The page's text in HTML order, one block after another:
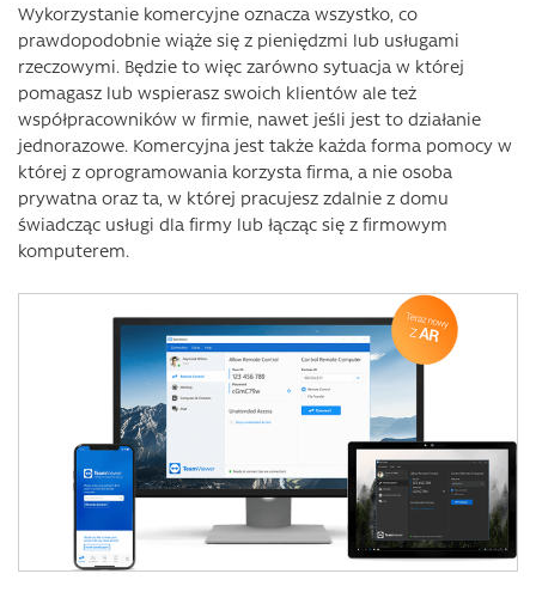
Wykorzystanie komercyjne oznacza wszystko, co
prawdopodobnie wiąże się z pieniędzmi lub usługami
rzeczowymi. Będzie to więc zarówno sytuacja w której
pomagasz lub wspierasz swoich klientów ale też
współpracowników w firmie, nawet jeśli jest to działanie
jednorazowe. Komercyjna jest także każda forma pomocy w
której z oprogramowania korzysta firma, a nie osoba
prywatna oraz ta, w której pracujesz zdalnie z domu
świadcząc usługi dla firmy lub łącząc się z firmowym
komputerem.